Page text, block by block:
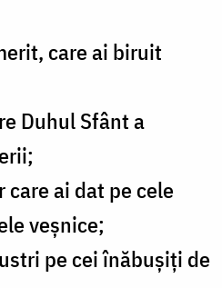
care ai biruit
Duhul Sfânt a
ai dat pe cele
veșnice;
pe cei înăbușiți de